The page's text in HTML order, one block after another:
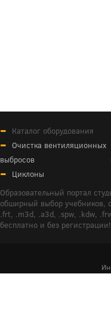
Каталог оборудования
Очистка вентиляционных
выбросов
Циклоны
Образовательный портал
обширный выбор учебников,
.frt, .m3d, .a3d, .spw, .kdw,
бесплатно и без регистрации!